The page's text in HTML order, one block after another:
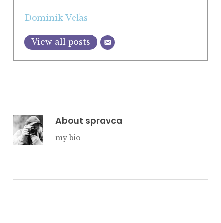
Dominik Veľas
View all posts
About spravca
my bio